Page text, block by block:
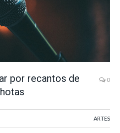
por recantos de
0
ARTES